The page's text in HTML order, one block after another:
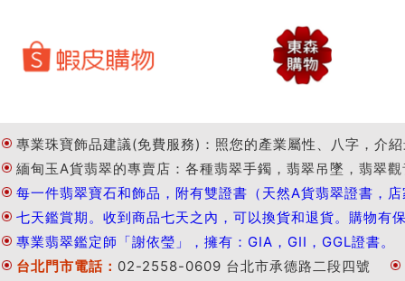
專業珠寶飾品建議(免費服務)：照您的產業屬性、八字，介
緬甸玉A貨翡翠的專賣店：各種翡翠手鐲，翡翠吊墜，翡翠
每一件翡翠寶石和飾品，附有雙證書（天然A貨翡翠證書
七天鑑賞期。收到商品七天之內，可以換貨和退貨。購物有
專業翡翠鑑定師「謝依瑩」，擁有：GIA，GII，GGL證書。
台北門市電話： 02-2558-0609 台北市承德路二段四號